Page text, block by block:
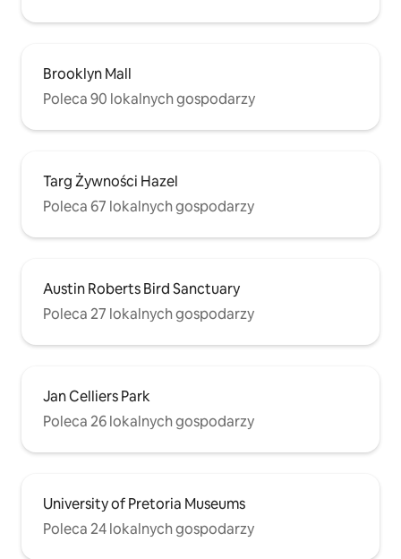
popołudniowy spacer. Spacer do
również teatr Atterbury. Uber jest
dostępny w tej okolicy. Główna droga z
autobusami Gautrain znajduje się w
odległości spaceru. Apartament
znajduje się na drugim piętrze i można
Brooklyn Mall
Poleca 90 lokalnych gospodarzy
Targ Żywności Hazel
Poleca 67 lokalnych gospodarzy
Austin Roberts Bird Sanctuary
Poleca 27 lokalnych gospodarzy
Jan Celliers Park
Poleca 26 lokalnych gospodarzy
University of Pretoria Museums
Poleca 24 lokalnych gospodarzy